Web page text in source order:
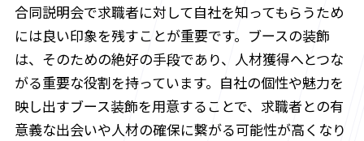
合同説明会で求職者に対して自社を知ってもらうため
には良い印象を残すことが重要です。ブースの装飾
は、そのための絶好の手段であり、人材獲得へとつな
がる重要な役割を持っています。自社の個性や魅力を
映し出すブース装飾を用意することで、求職者との有
意義な出会いや人材の確保に繋がる可能性が高くなり